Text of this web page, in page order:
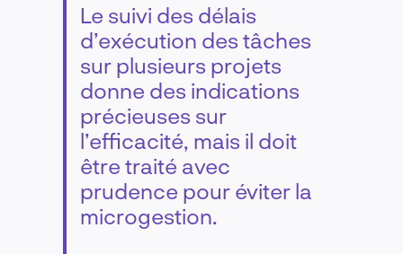
Le suivi des délais
d’exécution des tâches
sur plusieurs projets
donne des indications
précieuses sur
l’efficacité, mais il doit
être traité avec
prudence pour éviter la
microgestion.